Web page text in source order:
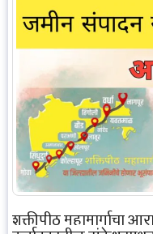
शक्तीपीठ महामार्गाचा